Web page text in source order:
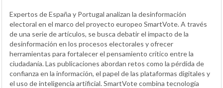
Expertos de España y Portugal analizan la desinformación
electoral en el marco del proyecto europeo SmartVote. A través
de una serie de artículos, se busca debatir el impacto de la
desinformación en los procesos electorales y ofrecer
herramientas para fortalecer el pensamiento crítico entre la
ciudadanía. Las publicaciones abordan retos como la pérdida de
confianza en la información, el papel de las plataformas digitales y
el uso de inteligencia artificial. SmartVote combina tecnología